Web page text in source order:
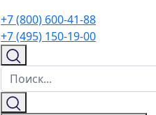
+7 (800) 600-41-88
+7 (495) 150-19-00